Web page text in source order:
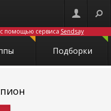
помощью сервиса Sendsay
Подборки